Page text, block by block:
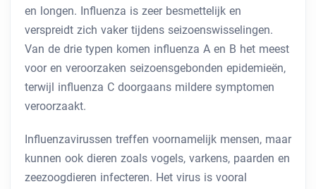
en longen. Influenza is zeer besmettelijk en
verspreidt zich vaker tijdens seizoenswisselingen.
Van de drie typen komen influenza A en B het meest
voor en veroorzaken seizoensgebonden epidemieën,
terwijl influenza C doorgaans mildere symptomen
veroorzaakt.
Influenzavirussen treffen voornamelijk mensen, maar
kunnen ook dieren zoals vogels, varkens, paarden en
zeezoogdieren infecteren. Het virus is vooral